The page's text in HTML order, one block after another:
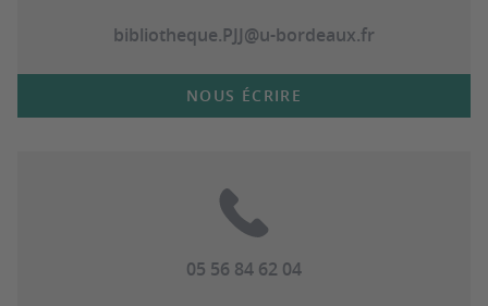
bibliotheque.PJJ@u-bordeaux.fr
NOUS ÉCRIRE
05 56 84 62 04